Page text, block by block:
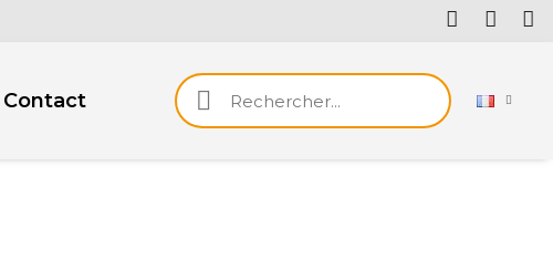
Contact